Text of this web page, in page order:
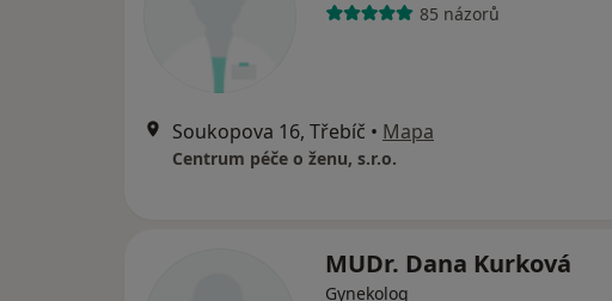
85 názorů
Soukopova 16, Třebíč • Mapa
Centrum péče o ženu, s.r.o.
MUDr. Dana Kurková
Gynekolog